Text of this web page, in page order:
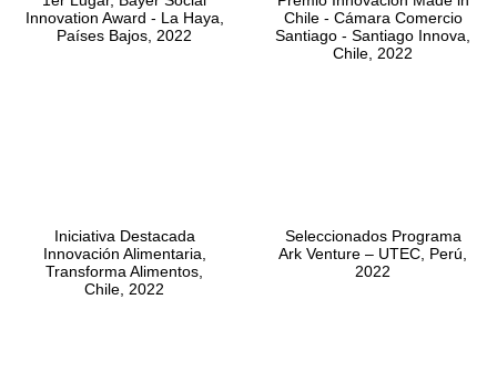
Innovation Award - La Haya,
Países Bajos, 2022
Chile - Cámara Comercio
Santiago - Santiago Innova,
Chile, 2022
Iniciativa Destacada
Innovación Alimentaria,
Transforma Alimentos,
Chile, 2022
Seleccionados Programa
Ark Venture – UTEC, Perú,
2022